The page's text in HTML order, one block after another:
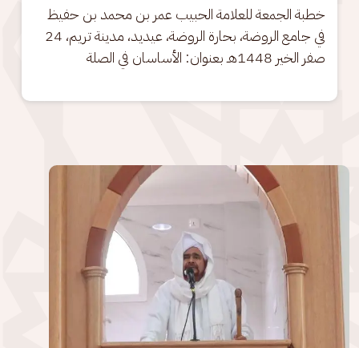
خطبة الجمعة للعلامة الحبيب عمر بن محمد بن حفيظ
في جامع الروضة، بحارة الروضة، عيديد، مدينة تريم، 24
صفر الخير 1448هـ بعنوان: الأساسان في الصلة
الصورة